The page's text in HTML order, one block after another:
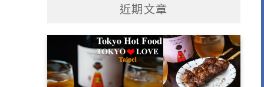
近期文章